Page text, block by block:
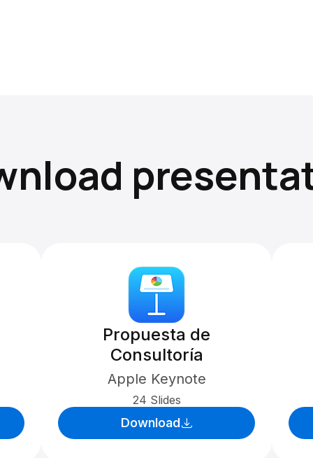
Propuesta de
Consultoría
Apple Keynote
24 Slides
Download